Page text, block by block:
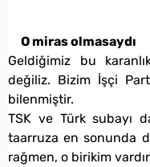
O miras olmasaydı
Geldiğimiz bu
değiliz. Bizim İşçi
bilenmiştir.
TSK ve Türk subayı
taarruza en sonunda
rağmen, o birikim